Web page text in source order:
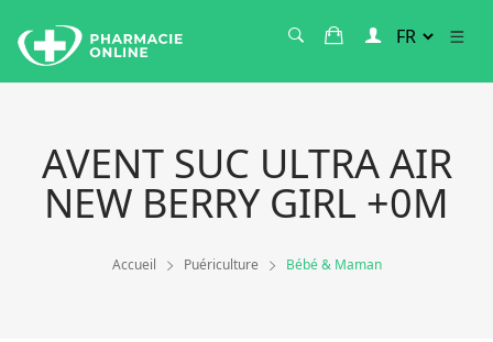
AVENT SUC ULTRA AIR
NEW BERRY GIRL +0M
Accueil Puériculture Bébé & Maman